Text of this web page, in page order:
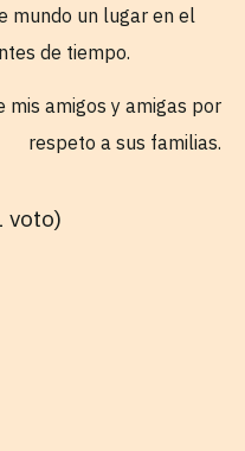
mundo un lugar en el
de tiempo.
mis amigos y amigas por
respeto a sus familias.
voto)